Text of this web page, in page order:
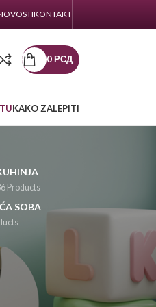
KONTAKT
0РСД
KAKO ZALEPITI
Products
SOBA